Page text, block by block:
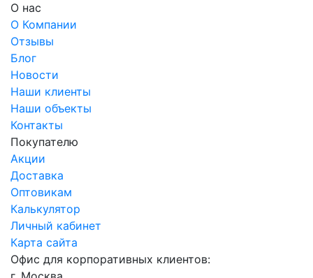
О нас
О Компании
Отзывы
Блог
Новости
Наши клиенты
Наши объекты
Контакты
Покупателю
Акции
Доставка
Оптовикам
Калькулятор
Личный кабинет
Карта сайта
Офис для корпоративных клиентов: